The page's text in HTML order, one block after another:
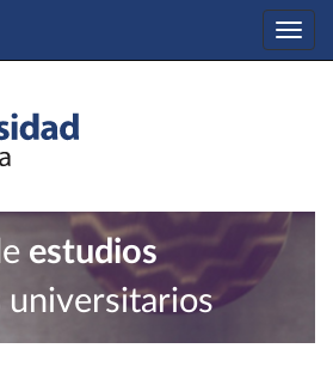
estudios
universitarios